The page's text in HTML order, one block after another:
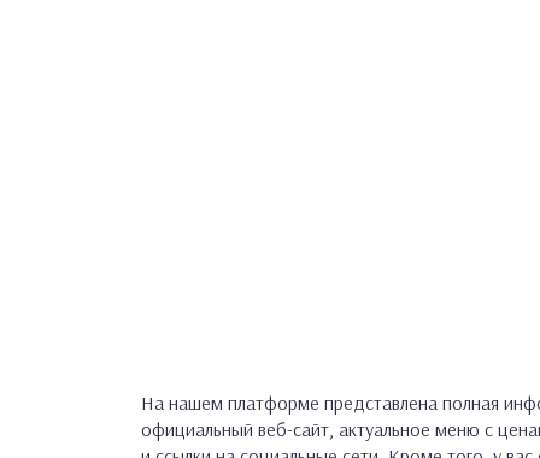
На нашем платформе представлена полная
официальный веб-сайт, актуальное меню с